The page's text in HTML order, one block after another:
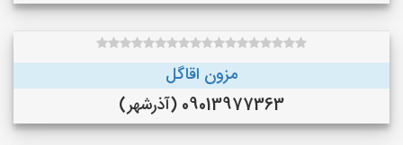
مزون اقاگل
09013977363 (آذرشهر)